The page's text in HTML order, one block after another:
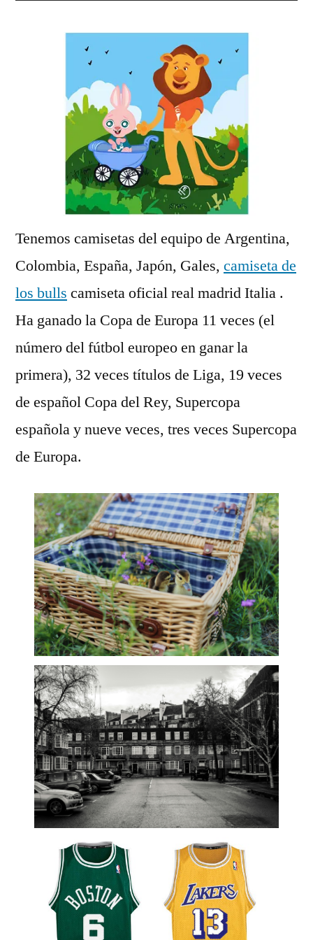
Tenemos camisetas del equipo de Argentina,
Colombia, España, Japón, Gales, camiseta de
los bulls camiseta oficial real madrid Italia .
Ha ganado la Copa de Europa 11 veces (el
número del fútbol europeo en ganar la
primera), 32 veces títulos de Liga, 19 veces
de español Copa del Rey, Supercopa
española y nueve veces, tres veces Supercopa
de Europa.